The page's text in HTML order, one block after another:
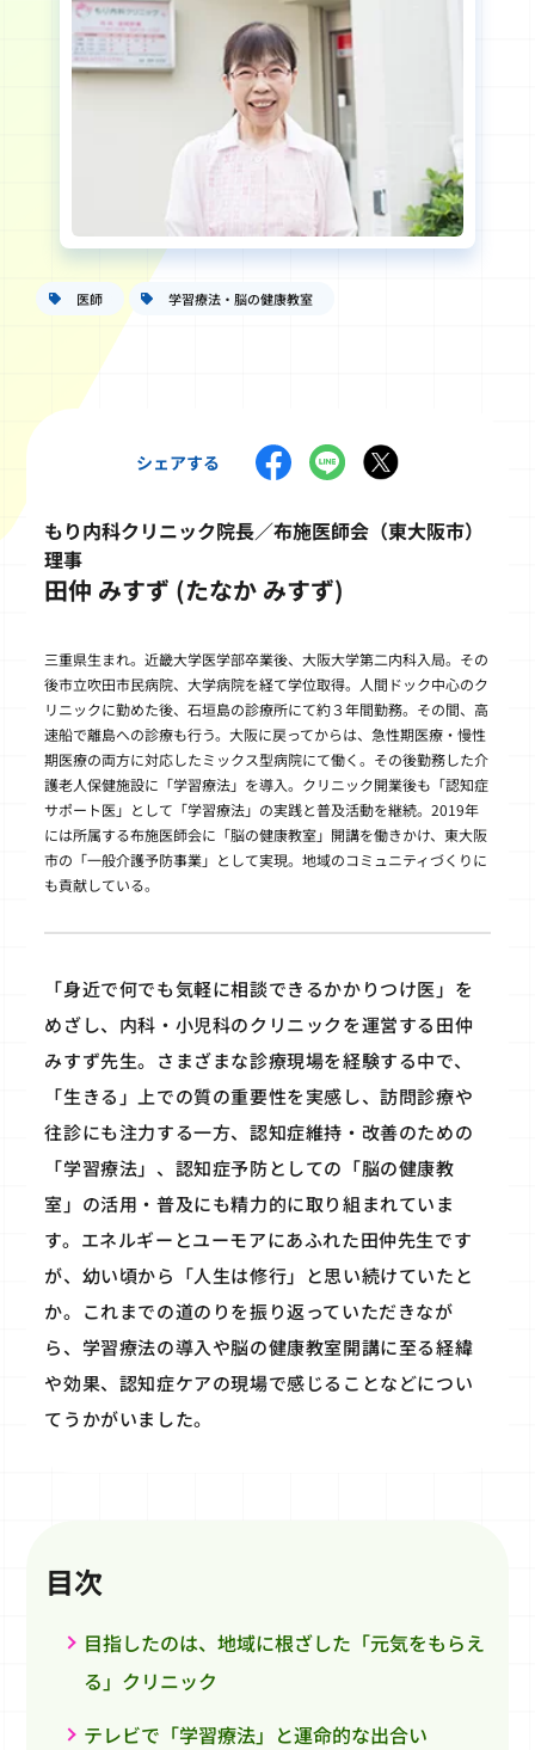
医師 学習療法・脳の健康教室
シェアする
もり内科クリニック院長／布施医師会（東大阪市）
理事
田仲 みすず (たなか みすず)
三重県生まれ。近畿大学医学部卒業後、大阪大学第二内科入局。その
後市立吹田市民病院、大学病院を経て学位取得。人間ドック中心のク
リニックに勤めた後、石垣島の診療所にて約３年間勤務。その間、高
速船で離島への診療も行う。大阪に戻ってからは、急性期医療・慢性
期医療の両方に対応したミックス型病院にて働く。その後勤務した介
護老人保健施設に「学習療法」を導入。クリニック開業後も「認知症
サポート医」として「学習療法」の実践と普及活動を継続。2019年
には所属する布施医師会に「脳の健康教室」開講を働きかけ、東大阪
市の「一般介護予防事業」として実現。地域のコミュニティづくりに
も貢献している。
「身近で何でも気軽に相談できるかかりつけ医」を
めざし、内科・小児科のクリニックを運営する田仲
みすず先生。さまざまな診療現場を経験する中で、
「生きる」上での質の重要性を実感し、訪問診療や
往診にも注力する一方、認知症維持・改善のための
「学習療法」、認知症予防としての「脳の健康教
室」の活用・普及にも精力的に取り組まれていま
す。エネルギーとユーモアにあふれた田仲先生です
が、幼い頃から「人生は修行」と思い続けていたと
か。これまでの道のりを振り返っていただきなが
ら、学習療法の導入や脳の健康教室開講に至る経緯
や効果、認知症ケアの現場で感じることなどについ
てうかがいました。
目次
目指したのは、地域に根ざした「元気をもらえ
る」クリニック
テレビで「学習療法」と運命的な出合い